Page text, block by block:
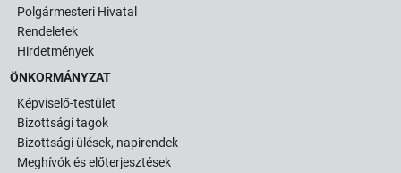
Polgármesteri Hivatal
Rendeletek
Hirdetmények
ÖNKORMÁNYZAT
Képviselő-testület
Bizottsági tagok
Bizottsági ülések, napirendek
Meghívók és előterjesztések